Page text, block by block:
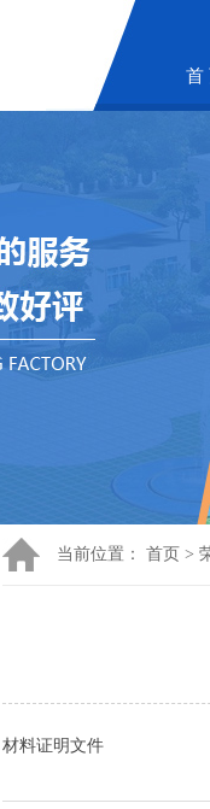
首
当前位置： 首页 >
材料证明文件